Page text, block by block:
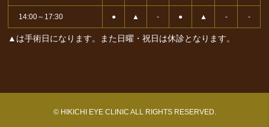
14:00～17:30 ● ▲ - ● ▲ - -
▲は手術日になります。また日曜・祝日は休診となります。
© HIKICHI EYE CLINIC ALL RIGHTS RESERVED.